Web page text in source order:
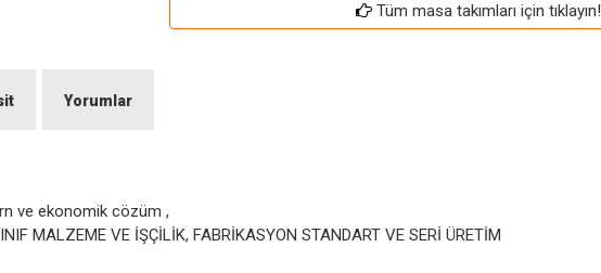
Tüm masa takımları için tıklayın!
Yorumlar
ve ekonomik cözüm ,
MALZEME VE İŞÇİLİK, FABRİKASYON STANDART VE SERİ ÜRETİM